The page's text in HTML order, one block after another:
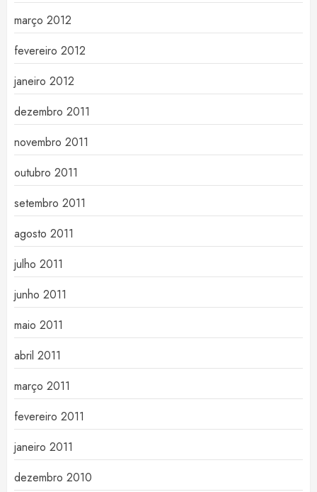
março 2012
fevereiro 2012
janeiro 2012
dezembro 2011
novembro 2011
outubro 2011
setembro 2011
agosto 2011
julho 2011
junho 2011
maio 2011
abril 2011
março 2011
fevereiro 2011
janeiro 2011
dezembro 2010